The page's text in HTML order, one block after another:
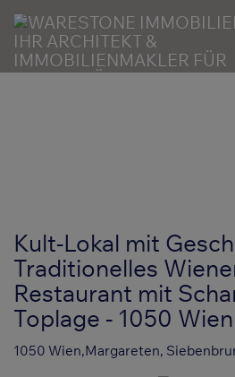
Kult-Lokal mit
Traditionelles
Restaurant mit
Toplage - 1050 Wien
1050 Wien,Margareten,